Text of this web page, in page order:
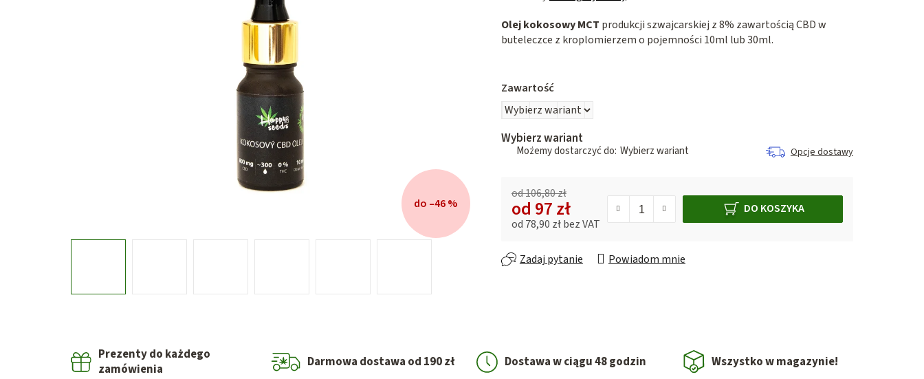
produktu
wynosi
5
gwiazdek.
Olej kokosowy MCT produkcji szwajcarskiej z 8% zawartością CBD w
buteleczce z kroplomierzem o pojemności 10ml lub 30ml.
Zawartość
Wybierz wariant
Wybierz wariant Opcje dostawy
od 106,80 zł
od 97 zł
od 78,90 złbez VAT
DO KOSZYKA
Zadaj pytanie Powiadom mnie
do –46 %
Prezenty do każdego
zamówienia
Darmowa dostawa od 190 zł Dostawa w ciągu 48 godzin Wszystko w magazynie!